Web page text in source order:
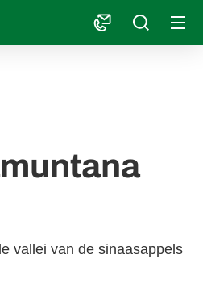
vallei van de sinaasappels